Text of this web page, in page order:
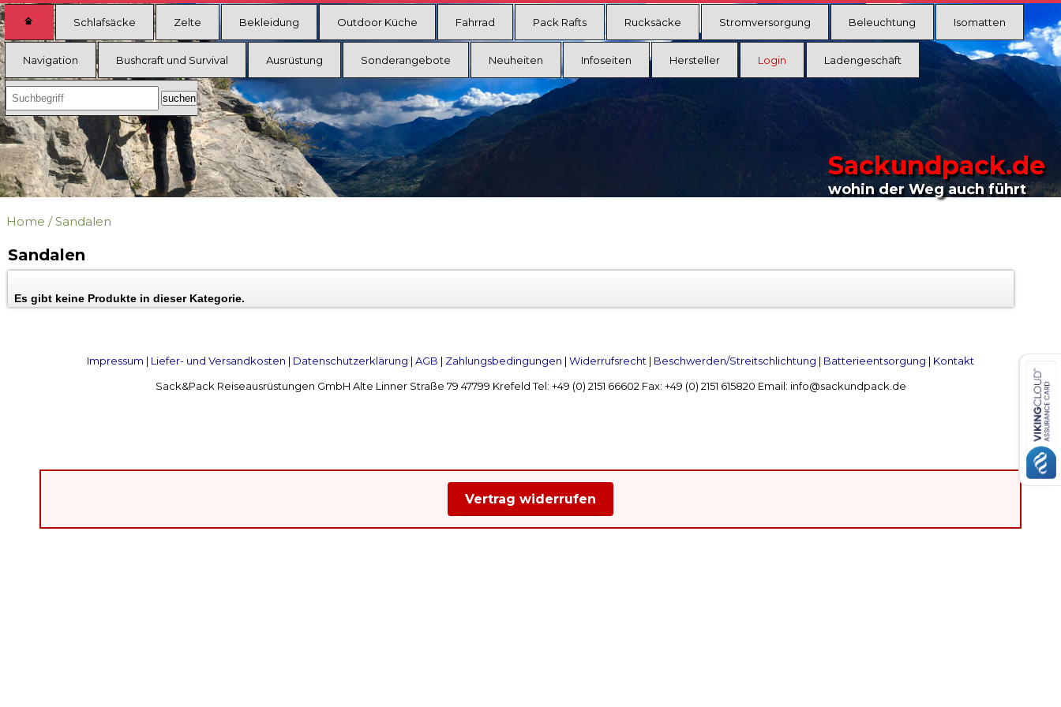
Schlafsäcke Zelte Bekleidung Outdoor Küche Fahrrad Pack Rafts Rucksäcke Stromversorgung Beleuchtung Isomatten
Navigation Bushcraft und Survival Ausrüstung Sonderangebote Neuheiten Infoseiten Hersteller Login Ladengeschäft
Sackundpack.de
wohin der Weg auch führt
Home /Sandalen
Sandalen
Es gibt keine Produkte in dieser Kategorie.
Impressum | Liefer- und Versandkosten | Datenschutzerklärung | AGB | Zahlungsbedingungen | Widerrufsrecht | Beschwerden/Streitschlichtung | Batterieentsorgung | Kontakt
Sack&Pack Reiseausrüstungen GmbH Alte Linner Straße 79 47799 Krefeld Tel: +49 (0) 2151 66602 Fax: +49 (0) 2151 615820 Email: info@sackundpack.de
Vertrag widerrufen